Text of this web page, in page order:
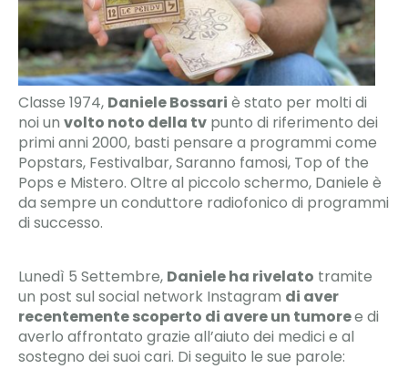
Classe 1974, Daniele Bossari è stato per molti di
noi un volto noto della tv punto di riferimento dei
primi anni 2000, basti pensare a programmi come
Popstars, Festivalbar, Saranno famosi, Top of the
Pops e Mistero. Oltre al piccolo schermo, Daniele è
da sempre un conduttore radiofonico di programmi
di successo.
Lunedì 5 Settembre, Daniele ha rivelato tramite
un post sul social network Instagram di aver
recentemente scoperto di avere un tumoree di
averlo affrontato grazie all’aiuto dei medici e al
sostegno dei suoi cari. Di seguito le sue parole: